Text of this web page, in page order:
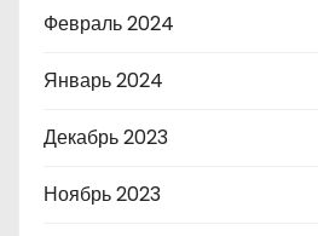
Февраль 2024
Январь 2024
Декабрь 2023
Ноябрь 2023